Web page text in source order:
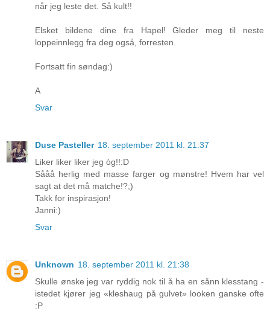
når jeg leste det. Så kult!!
Elsket bildene dine fra Hapel! Gleder meg til neste
loppeinnlegg fra deg også, forresten.
Fortsatt fin søndag:)
A
Svar
Duse Pasteller 18. september 2011 kl. 21:37
Liker liker liker jeg òg!!:D
Sååå herlig med masse farger og mønstre! Hvem har vel
sagt at det må matche!?;)
Takk for inspirasjon!
Janni:)
Svar
Unknown 18. september 2011 kl. 21:38
Skulle ønske jeg var ryddig nok til å ha en sånn klesstang -
istedet kjører jeg «kleshaug på gulvet» looken ganske ofte
:P